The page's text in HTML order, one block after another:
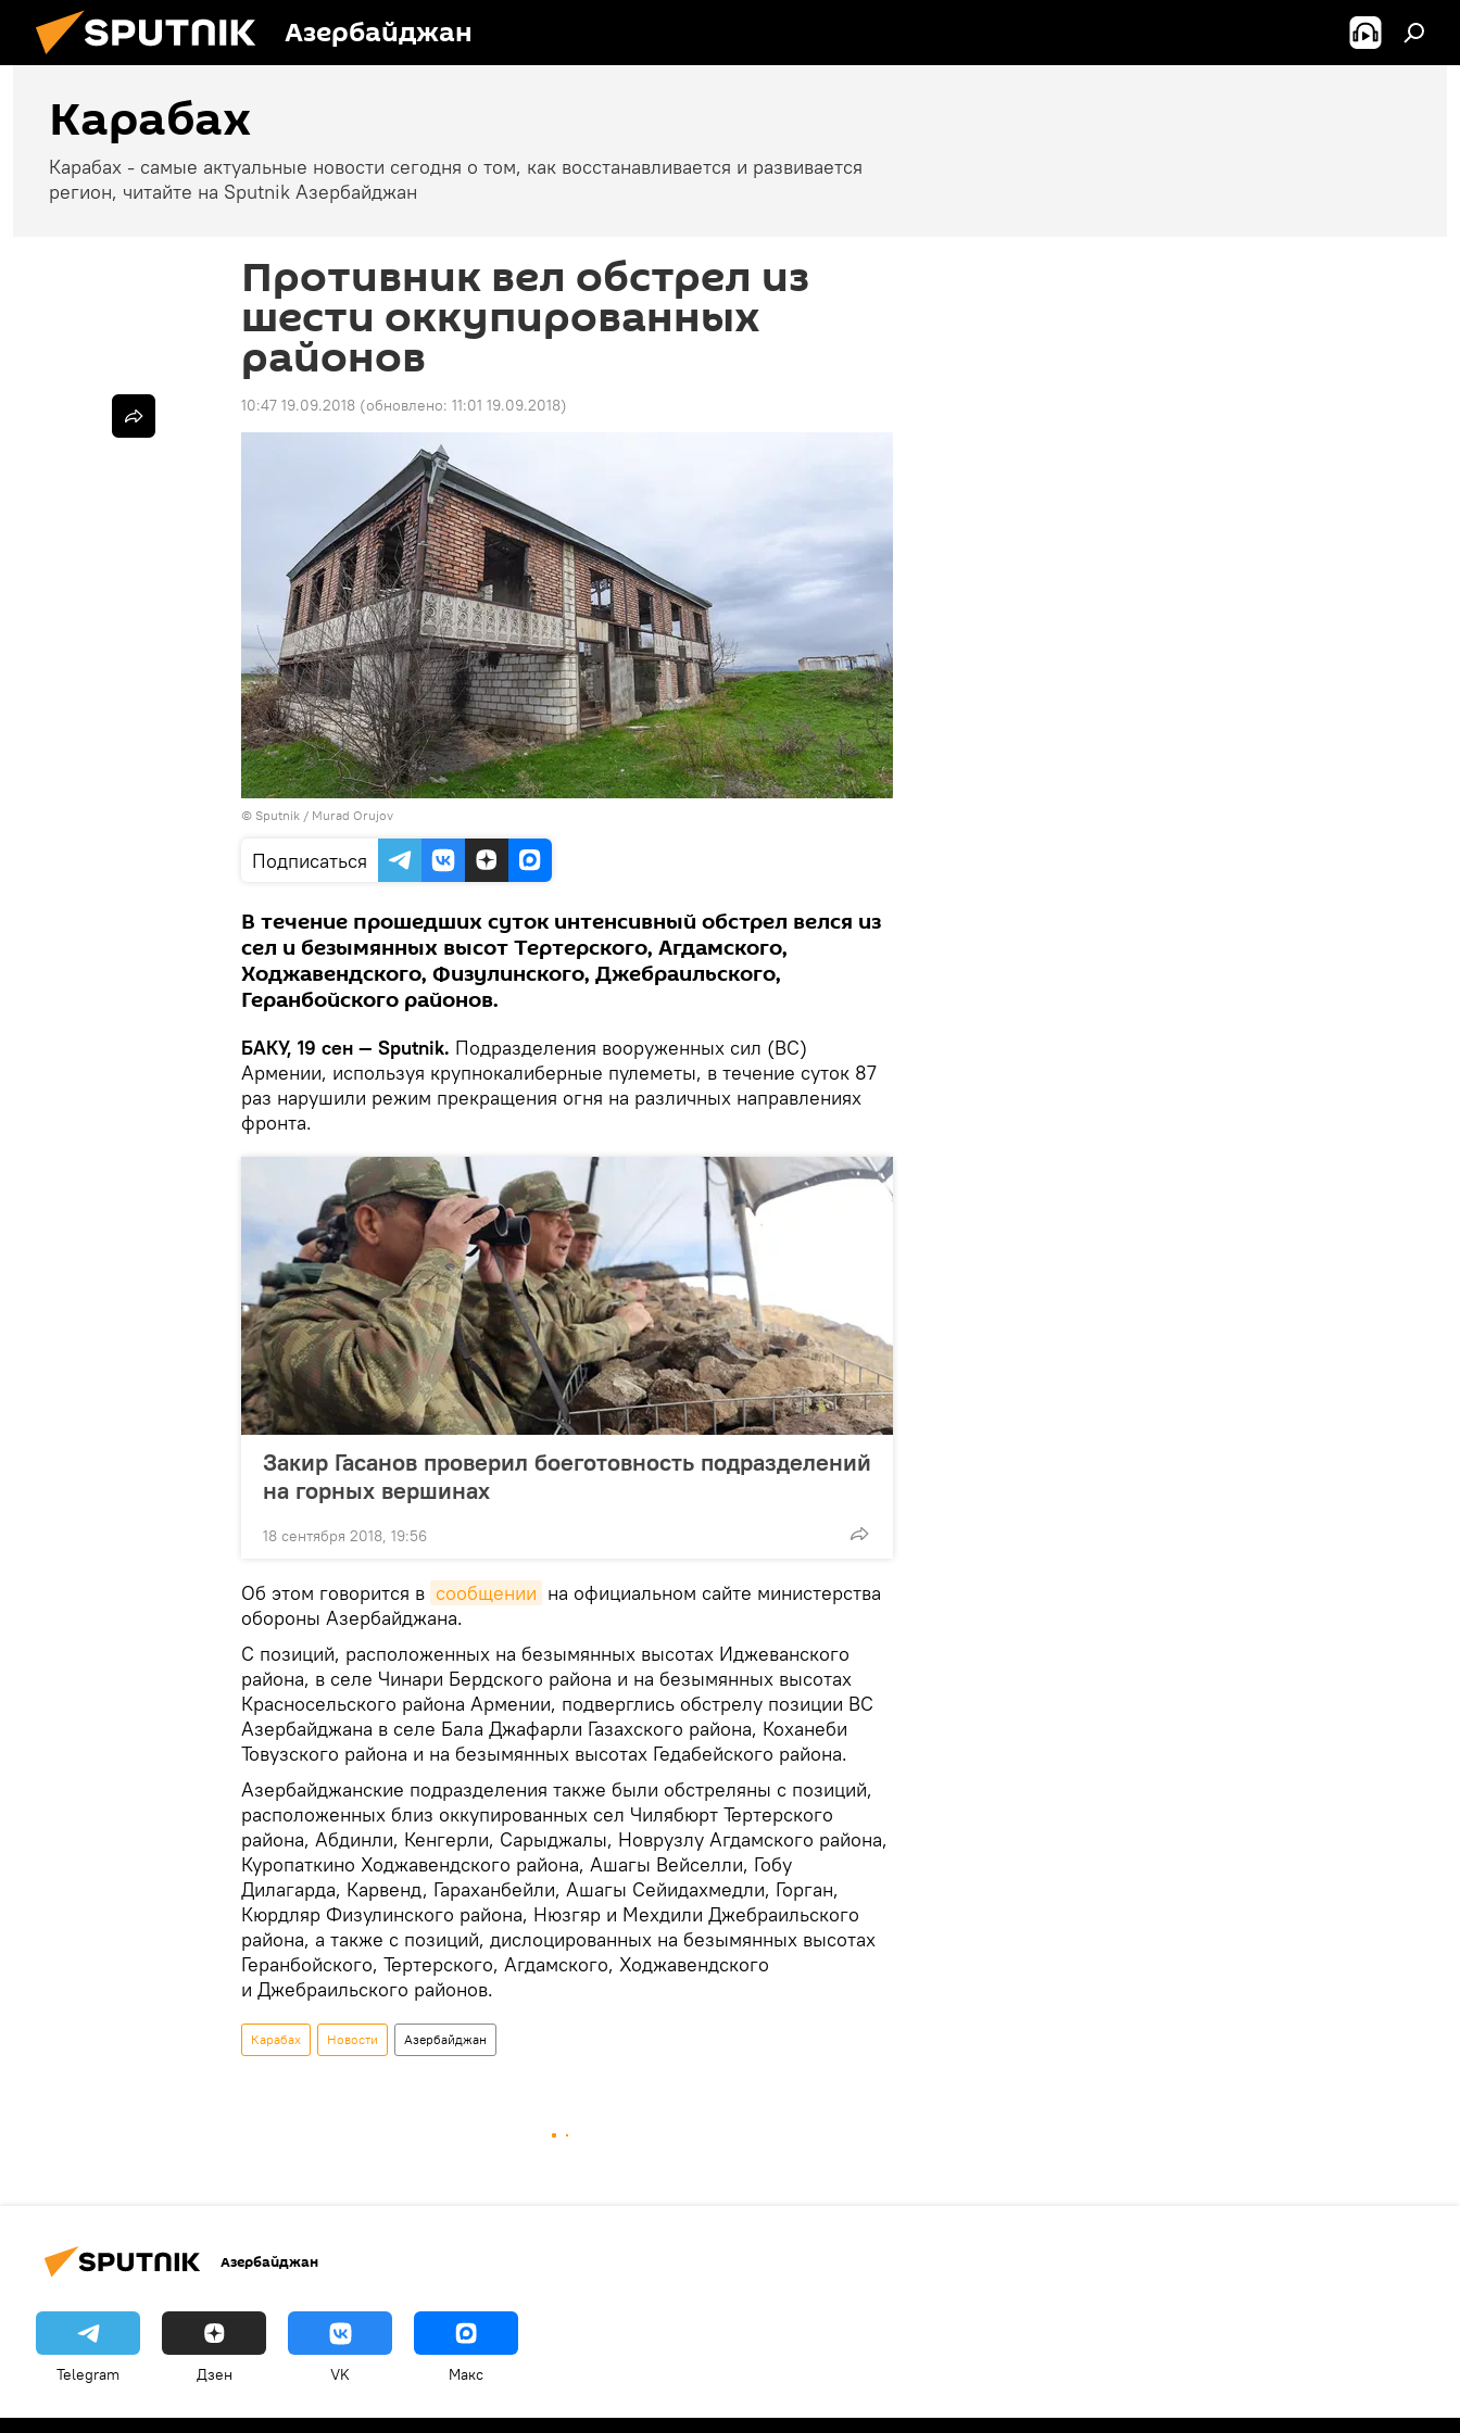
Азербайджан
Карабах
Карабах - самые актуальные новости сегодня о том, как восстанавливается и развивается
регион, читайте на Sputnik Азербайджан
Противник вел обстрел из
шести оккупированных
районов
10:47 19.09.2018 (обновлено: 11:01 19.09.2018)
© Sputnik / Murad Orujov
Подписаться
В течение прошедших суток интенсивный обстрел велся из
сел и безымянных высот Тертерского, Агдамского,
Ходжавендского, Физулинского, Джебраильского,
Геранбойского районов.
БАКУ, 19 сен — Sputnik. Подразделения вооруженных сил (ВС)
Армении, используя крупнокалиберные пулеметы, в течение суток 87
раз нарушили режим прекращения огня на различных направлениях
фронта.
Закир Гасанов проверил боеготовность подразделений
на горных вершинах
18 сентября 2018, 19:56
Об этом говорится в сообщении на официальном сайте министерства
обороны Азербайджана.
С позиций, расположенных на безымянных высотах Иджеванского
района, в селе Чинари Бердского района и на безымянных высотах
Красносельского района Армении, подверглись обстрелу позиции ВС
Азербайджана в селе Бала Джафарли Газахского района, Коханеби
Товузского района и на безымянных высотах Гедабейского района.
Азербайджанские подразделения также были обстреляны с позиций,
расположенных близ оккупированных сел Чилябюрт Тертерского
района, Абдинли, Кенгерли, Сарыджалы, Новрузлу Агдамского района,
Куропаткино Ходжавендского района, Ашагы Вейселли, Гобу
Дилагарда, Карвенд, Гараханбейли, Ашагы Сейидахмедли, Горган,
Кюрдляр Физулинского района, Нюзгяр и Мехдили Джебраильского
района, а также с позиций, дислоцированных на безымянных высотах
Геранбойского, Тертерского, Агдамского, Ходжавендского
и Джебраильского районов.
Карабах Новости Азербайджан
Азербайджан
Telegram Дзен VK Макс